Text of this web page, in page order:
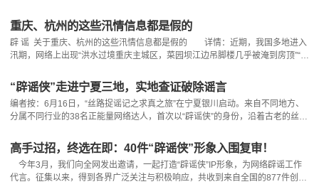
师考试，并非养老服务师职业资格考试，养老管理师与养老服务师并不是一回
事。养老服务师职业资格由民政部、人力资源社会保障部在近期
重庆、杭州的这些汛情信息都是假的
辟 谣 关于重庆、杭州的这些汛情信息都是假的 详情：近期，我国多地进入
汛期，网络上出现“洪水过境重庆主城区，菜园坝江边吊脚楼几乎被淹到房顶”“杭
“这是今年入汛以来长江二号洪水，位于菜园坝火车站附近的吊脚楼，差不多淹
到了房顶”。经重庆市渝中区交通运输委和菜园坝街道核实，该信息系旧闻翻
炒，视频画面实为202
“辟谣侠”走进宁夏三地，实地查证破除谣言
编者按：6月16日，“丝路捉谣记之求真之旅”在宁夏银川启动。来自不同地方、
分属不同行业的38名正能量网络达人，首次以“辟谣侠”的身份，沿着古老的丝绸
侠”们，一路上将针对网络上关于丝路沿线一些地方的误读与偏见，以沉浸式体
验，一路寻访，火眼探真，逐一鉴伪，果断辟谣。 6月17日，“辟谣侠”们走
进宁夏回族自治区吴忠市利通区金星镇金
高手过招，终选在即：40件“辟谣侠”形象入围复审！
今年3月，我们向全网发出邀请，一起打造“辟谣侠”IP形象，为网络辟谣工作
代言。征集以来，得到各界广泛关注与积极响应，共收到来自全国的877件创意